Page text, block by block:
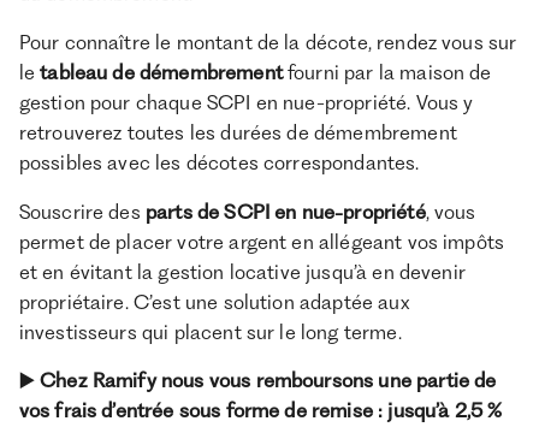
Pour connaître le montant de la décote, rendez vous sur
le tableau de démembrementfourni par la maison de
gestion pour chaque SCPI en nue-propriété. Vous y
retrouverez toutes les durées de démembrement
possibles avec les décotes correspondantes.
Souscrire des parts de SCPI en nue-propriété, vous
permet de placer votre argent en allégeant vos impôts
et en évitant la gestion locative jusqu’à en devenir
propriétaire. C’est une solution adaptée aux
investisseurs qui placent sur le long terme.
▶️ Chez Ramify nous vous remboursons une partie de
vos frais d’entrée sous forme de remise : jusqu’à 2,5 %